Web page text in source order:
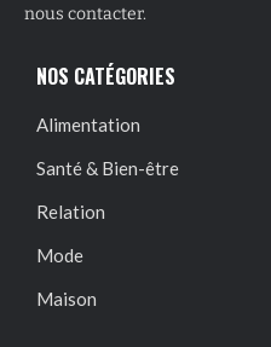
nous contacter.
NOS CATÉGORIES
Alimentation
Santé & Bien-être
Relation
Mode
Maison